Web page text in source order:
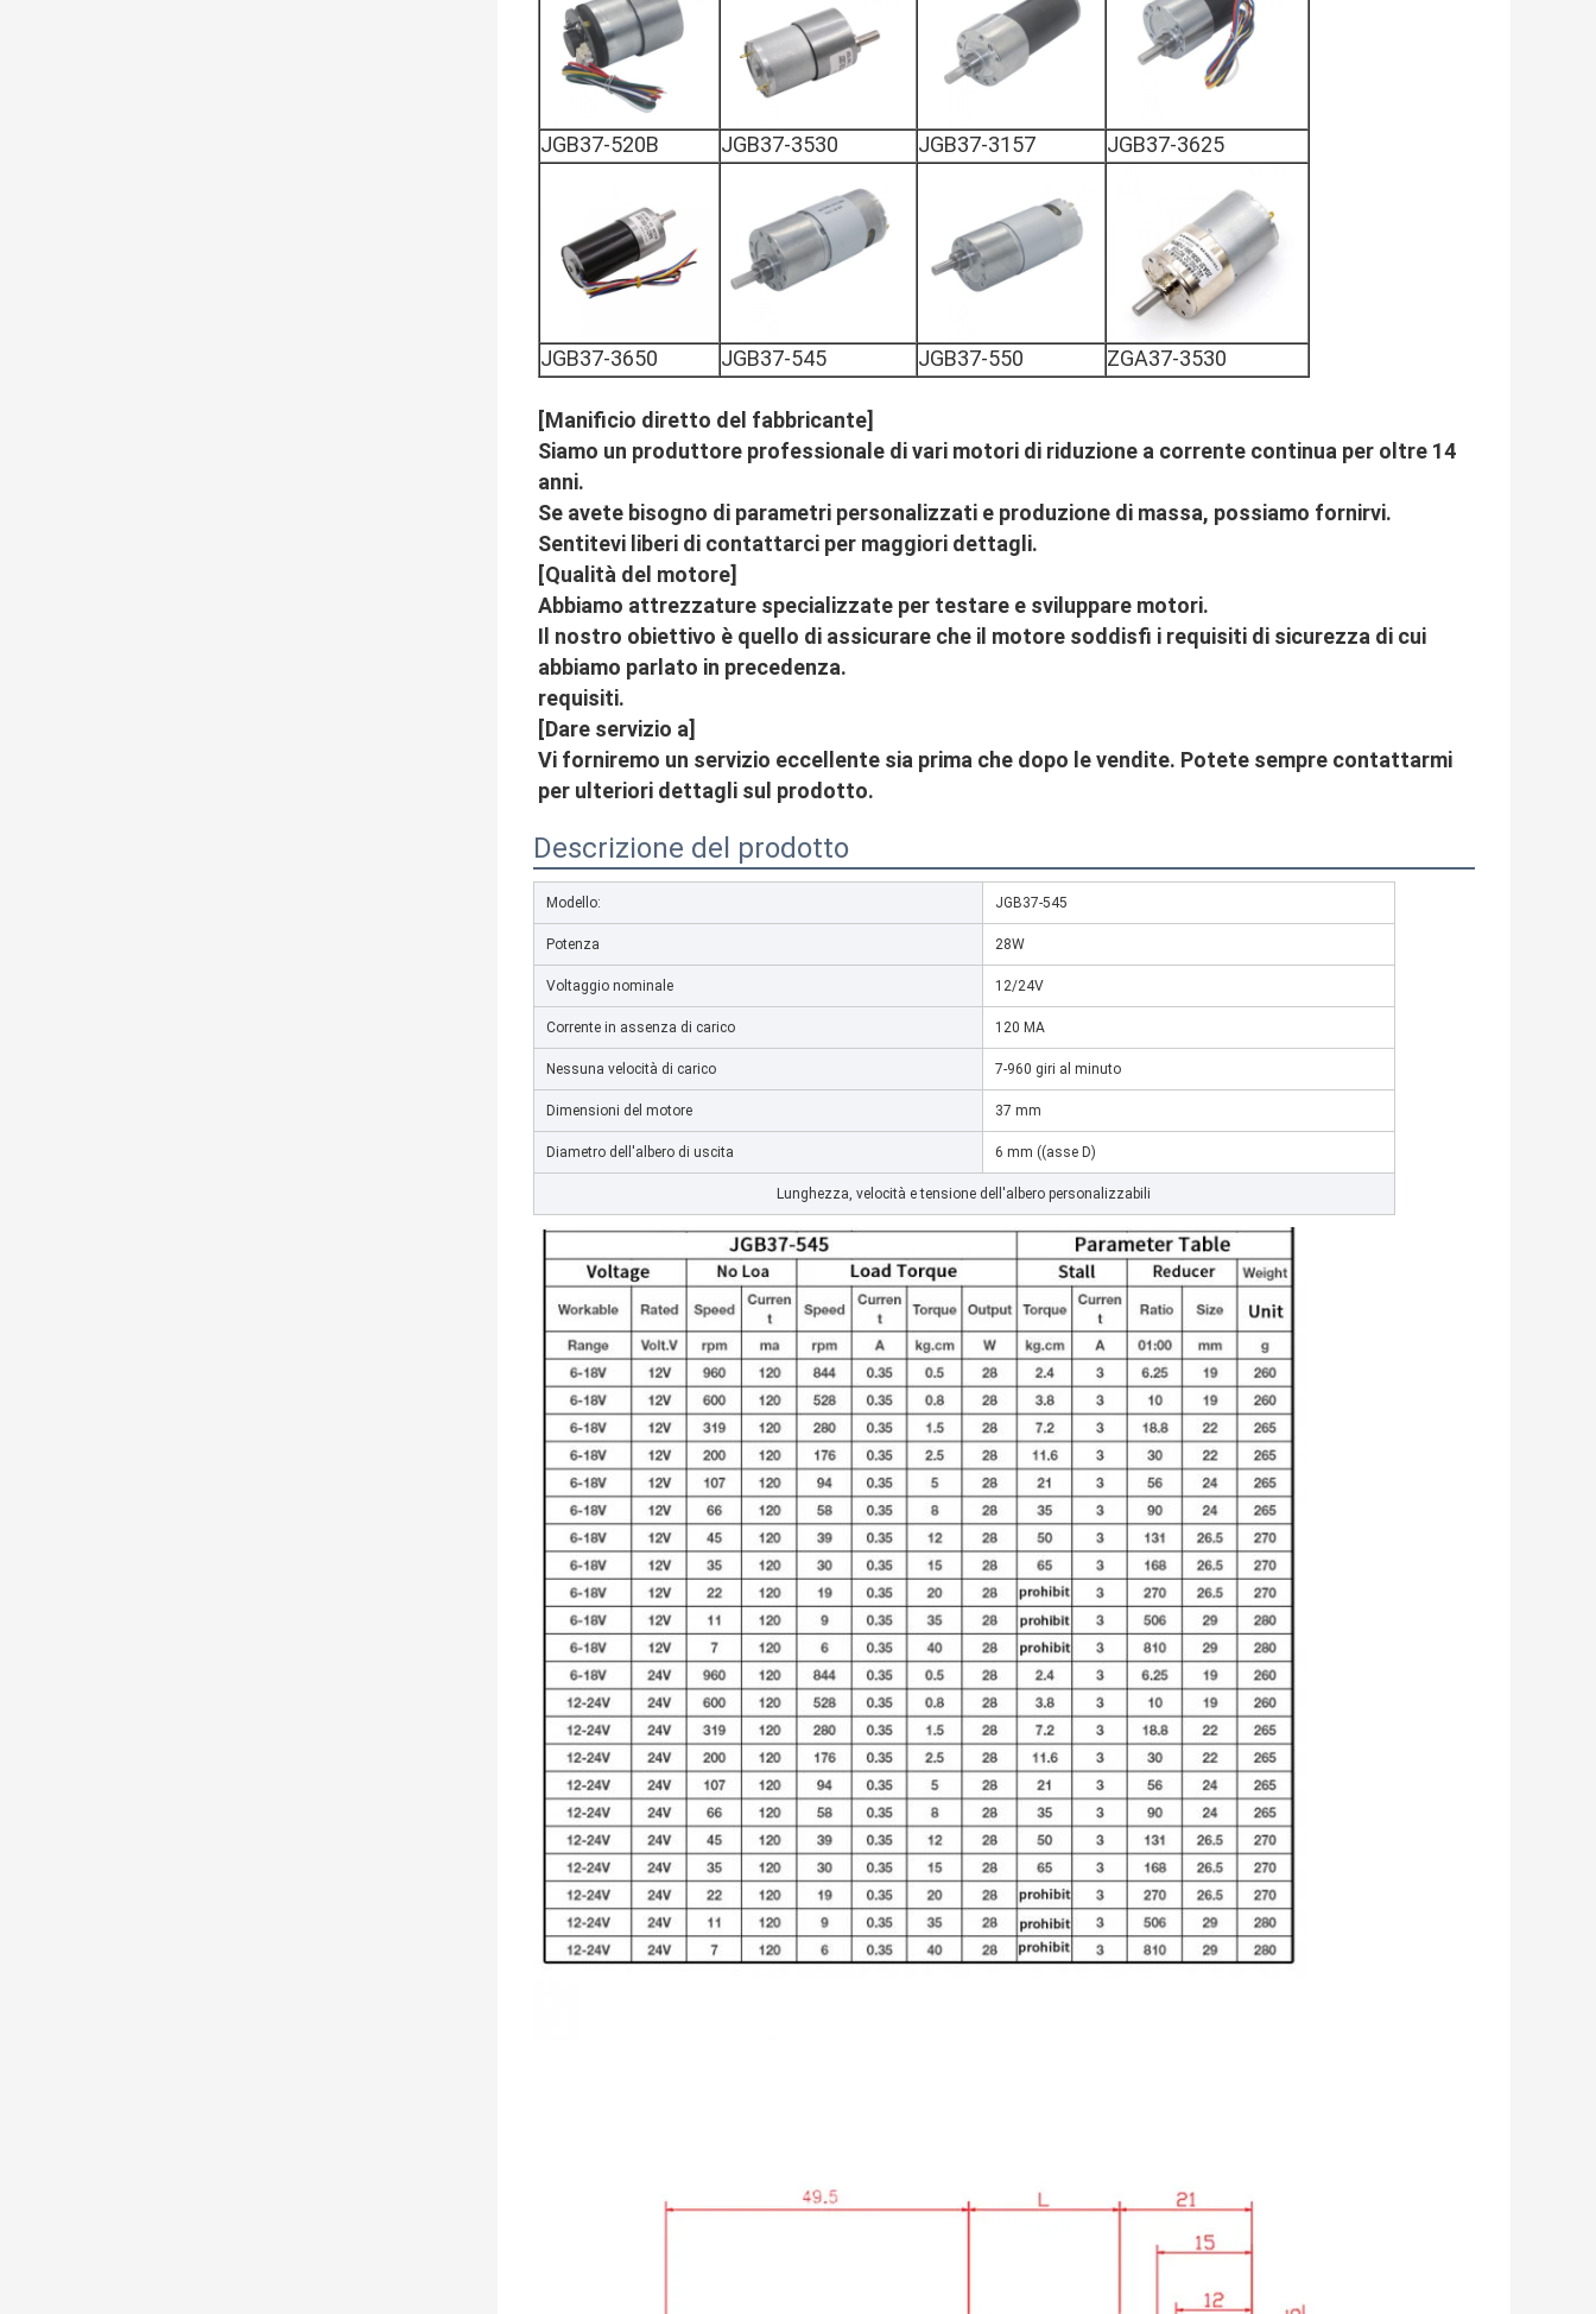
JGB37-520B JGB37-3530 JGB37-3157 JGB37-3625
JGB37-3650 JGB37-545 JGB37-550 ZGA37-3530
[Manificio diretto del fabbricante]
Siamo un produttore professionale di vari motori di riduzione a corrente continua per oltre 14
anni.
Se avete bisogno di parametri personalizzati e produzione di massa, possiamo fornirvi.
Sentitevi liberi di contattarci per maggiori dettagli.
[Qualità del motore]
Abbiamo attrezzature specializzate per testare e sviluppare motori.
Il nostro obiettivo è quello di assicurare che il motore soddisfi i requisiti di sicurezza di cui
abbiamo parlato in precedenza.
requisiti.
[Dare servizio a]
Vi forniremo un servizio eccellente sia prima che dopo le vendite. Potete sempre contattarmi
per ulteriori dettagli sul prodotto.
Descrizione del prodotto
Modello: JGB37-545
Potenza 28W
Voltaggio nominale 12/24V
Corrente in assenza di carico 120 MA
Nessuna velocità di carico 7-960 giri al minuto
Dimensioni del motore 37 mm
Diametro dell'albero di uscita 6 mm ((asse D)
Lunghezza, velocità e tensione dell'albero personalizzabili